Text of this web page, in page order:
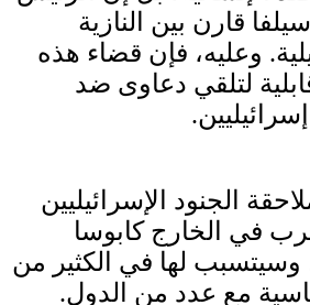
سيلفا قارن بين النازية
وعليه، فإن قضاء هذه
لتلقي دعاوى ضد
الجنود الإسرائيليين
في الخارج كابوسا
وسيتسبب لها في الكثير من
مع عدد من الدول.